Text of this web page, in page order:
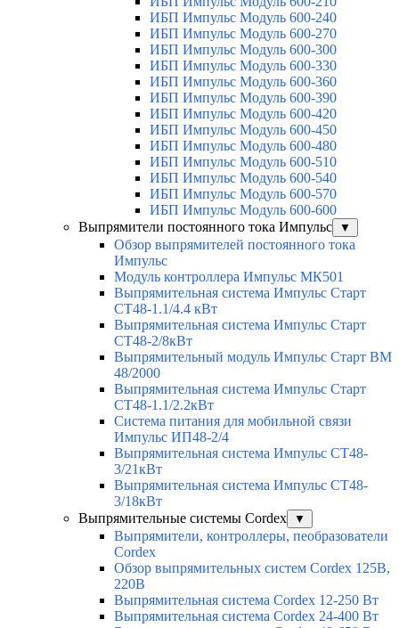
ИБП Импульс Модуль 600-240
ИБП Импульс Модуль 600-270
ИБП Импульс Модуль 600-300
ИБП Импульс Модуль 600-330
ИБП Импульс Модуль 600-360
ИБП Импульс Модуль 600-390
ИБП Импульс Модуль 600-420
ИБП Импульс Модуль 600-450
ИБП Импульс Модуль 600-480
ИБП Импульс Модуль 600-510
ИБП Импульс Модуль 600-540
ИБП Импульс Модуль 600-570
ИБП Импульс Модуль 600-600
Выпрямители постоянного тока Импульс
▼
Обзор выпрямителей постоянного тока
Импульс
Модуль контроллера Импульс МК501
Выпрямительная система Импульс Старт
СТ48-1.1/4.4 кВт
Выпрямительная система Импульс Старт
СТ48-2/8кВт
Выпрямительный модуль Импульс Старт ВМ
48/2000
Выпрямительная система Импульс Старт
СТ48-1.1/2.2кВт
Система питания для мобильной связи
Импульс ИП48-2/4
Выпрямительная система Импульс СТ48-
3/21кВт
Выпрямительная система Импульс СТ48-
3/18кВт
Выпрямительные системы Cordex
▼
Выпрямители, контроллеры, пеобразователи
Cordex
Обзор выпрямительных систем Cordex 125В,
220В
Выпрямительная система Cordex 12-250 Вт
Выпрямительная система Cordex 24-400 Вт